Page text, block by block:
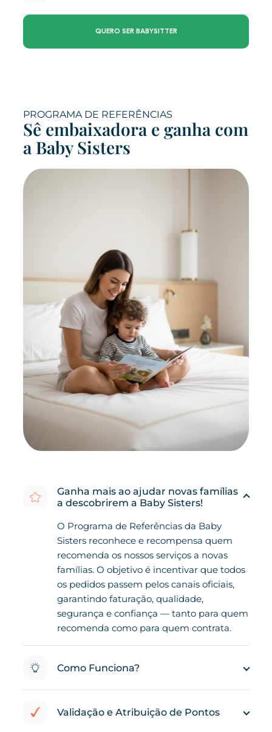
QUERO SER BABYSITTER
PROGRAMA DE REFERÊNCIAS
Sê embaixadora e ganha com
a Baby Sisters
Ganha mais ao ajudar novas famílias
a descobrirem a Baby Sisters!
O Programa de Referências da Baby
Sisters reconhece e recompensa quem
recomenda os nossos serviços a novas
famílias. O objetivo é incentivar que todos
os pedidos passem pelos canais oficiais,
garantindo faturação, qualidade,
segurança e confiança — tanto para quem
recomenda como para quem contrata.
Como Funciona?
Validação e Atribuição de Pontos